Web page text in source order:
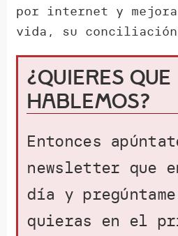
por internet y
vida, su
¿Quieres que
hablemos?
Entonces
newsletter que
día y
quieras en el